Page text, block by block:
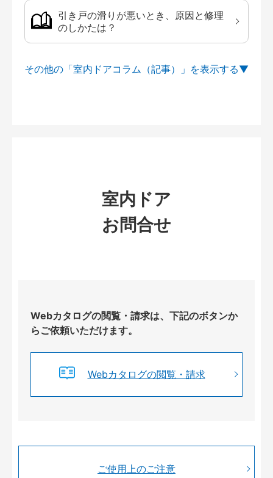
引き戸の滑りが悪いとき、原因と修理
のしかたは？
その他の「室内ドアコラム（記事）」を
室内ドア
お問合せ
Webカタログの閲覧・請求は、下記のボタンか
らご依頼いただけます。
Webカタログの閲覧・請求
ご使用上のご注意